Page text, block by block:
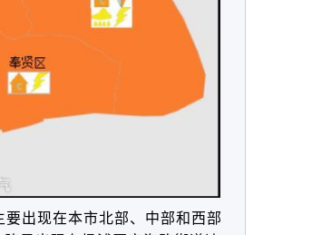
出现在本市北部、中部和西部